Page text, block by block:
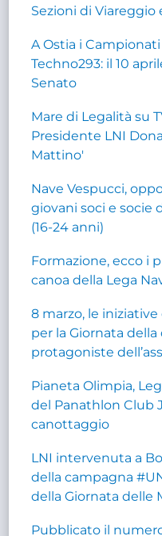
Sezioni di Viareggio
A Ostia i
Techno293: il 10
Senato
Mare di Legalità su
Presidente LNI
Mattino'
Nave Vespucci,
giovani soci e socie
(16-24 anni)
Formazione, ecco i
canoa della Lega
8 marzo, le
per la Giornata della
protagoniste
Pianeta Olimpia,
del Panathlon Club
canottaggio
LNI intervenuta a
della campagna
della Giornata delle
Pubblicato il